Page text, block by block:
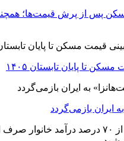
پس از پرش قیمت‌ها؛
تا پایان تابستان ۱۴۰۵
ایران بازمی‌گردد